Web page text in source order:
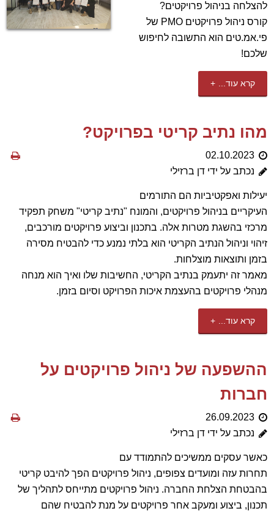
להצלחה בניהול פרויקטים?
קורס ניהול פרויקטים PMO של
פי.אמ.טים הוא התשובה לחיפוש
שלכם!
קרא עוד...
מהו נתיב קריטי בפרויקט?
02.10.2023
נכתב על ידי דן ברזילי
יעילות ואפקטיביות הם התורמים
העיקריים בניהול פרויקטים, והמונח "נתיב קריטי" משחק תפקיד
מרכזי בהשגת מטרות אלה. בתכנון וביצוע פרויקטים מורכבים,
זיהוי וניהול הנתיב הקריטי הוא בלתי נמנע כדי להבטיח מסירה
בזמן ותוצאות מוצלחות.
מאמר זה יתעמק בנתיב הקריטי, החשיבות שלו ואיך הוא מנחה
מנהלי פרויקטים בהעצמת איכות הפרויקט וסיום בזמן.
קרא עוד...
ההשפעה של ניהול פרויקטים על
חברות
26.09.2023
נכתב על ידי דן ברזילי
כאשר עסקים ממשיכים להתמודד עם
תחרות עזה ומועדים צפופים, ניהול פרויקטים הפך להיבט קריטי
בהבטחת הצלחת החברה. ניהול פרויקטים מתייחס לתהליך של
תכנון, ביצוע ומעקב אחר פרויקטים על מנת להבטיח שהם